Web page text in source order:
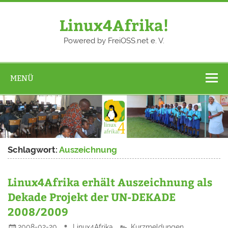
Zum
Linux4Afrika!
Powered by FreiOSS.net e. V.
MENÜ
Schlagwort:Auszeichnung
Linux4Afrika erhält Auszeichnung als
Dekade Projekt der UN-DEKADE
2008/2009